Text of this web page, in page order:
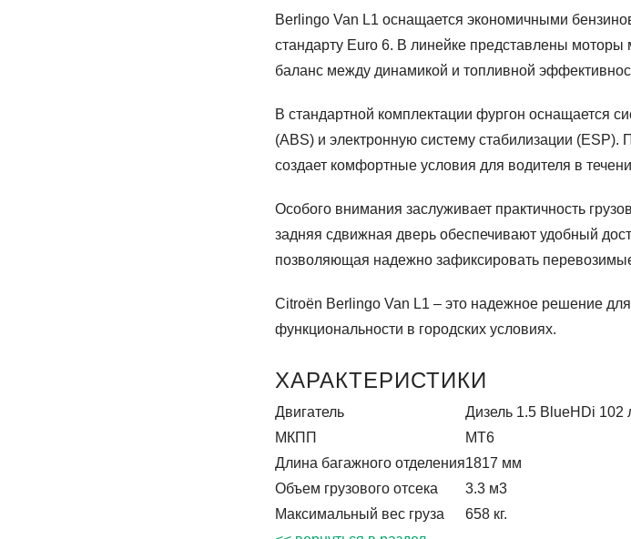
Berlingo Van L1 оснащается экономичными
стандарту Euro 6. В линейке представлены
баланс между динамикой и топливной
В стандартной комплектации фургон оснащается
(ABS) и электронную систему стабилизации
создает комфортные условия для водителя в
Особого внимания заслуживает практичность
задняя сдвижная дверь обеспечивают удобный
позволяющая надежно зафиксировать
Citroën Berlingo Van L1 – это надежное решение
функциональности в городских условиях.
ХАРАКТЕРИСТИКИ
Двигатель
Дизель 1.5 BlueHDi 102
МКПП
МТ6
Длина багажного отделения1817 мм
Объем грузового отсека
3.3 м3
Максимальный вес груза
658 кг.